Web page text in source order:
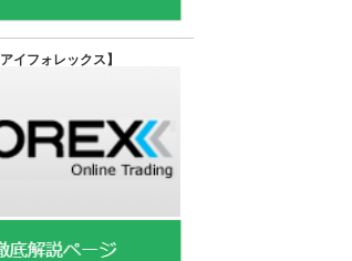
アイフォレックス】